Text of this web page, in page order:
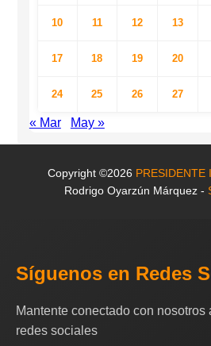
10 11 12 13
17 18 19 20
24 25 26 27
« Mar May »
Copyright ©2026 PRESIDENTE
Rodrigo Oyarzún Márquez -
Síguenos en Redes
Mantente conectado con nosotros
redes sociales